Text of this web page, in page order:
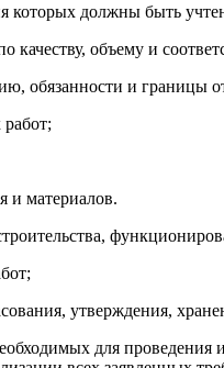
которых должны быть
качеству, объему и
обязанности и границы
и материалов.
утверждения,
для проведения